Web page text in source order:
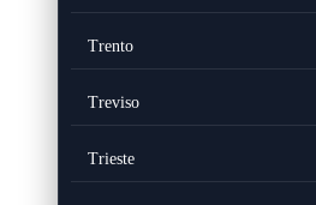
Trento
Treviso
Trieste